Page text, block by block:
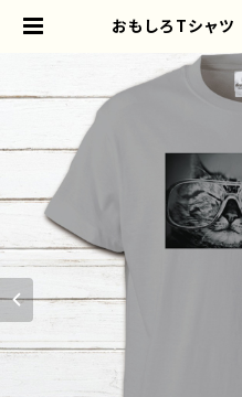
おもしろTシ
い ねこ おし
め 人気 クリ
コラボ オリジ
ャツ/おしゃれ/イ
ズ/人気/後払い/